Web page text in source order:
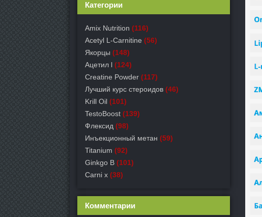
Категории
Amix Nutrition (116)
Acetyl L-Carnitine (56)
Якорцы (148)
Ацетил l (124)
Creatine Powder (117)
Лучший курс стероидов (46)
Krill Oil (101)
TestoBoost (139)
Флексид (98)
Инъекционный метан (59)
Titanium (92)
Ginkgo B (101)
Carni x (38)
Комментарии